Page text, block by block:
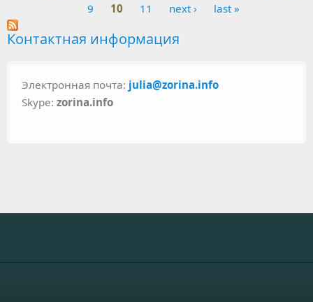
9
10 11 next › last »
Контактная информация
Электронная почта: julia@zorina.info
Skype: zorina.info